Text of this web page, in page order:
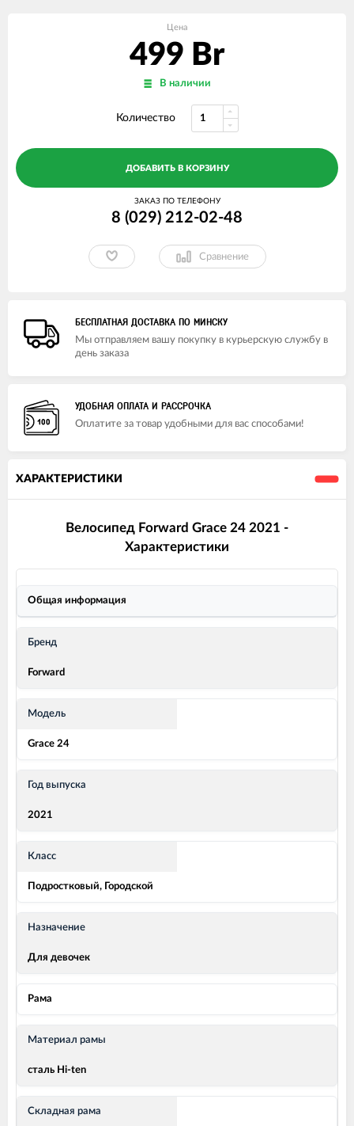
Цена
499 Br
В наличии
Количество
ДОБАВИТЬ В КОРЗИНУ
ЗАКАЗ ПО ТЕЛЕФОНУ
8 (029) 212-02-48
Сравнение
БЕСПЛАТНАЯ ДОСТАВКА ПО МИНСКУ
Мы отправляем вашу покупку в курьерскую службу в
день заказа
УДОБНАЯ ОПЛАТА И РАССРОЧКА
Оплатите за товар удобными для вас способами!
ХАРАКТЕРИСТИКИ
Велосипед Forward Grace 24 2021 -
Характеристики
Общая информация
Бренд
Forward
Модель
Grace 24
Год выпуска
2021
Класс
Подростковый, Городской
Назначение
Для девочек
Рама
Материал рамы
сталь Hi-ten
Складная рама